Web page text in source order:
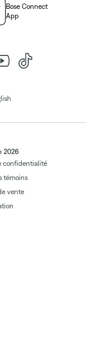
Bose Connect
App
2026
confidentialité
témoins
vente